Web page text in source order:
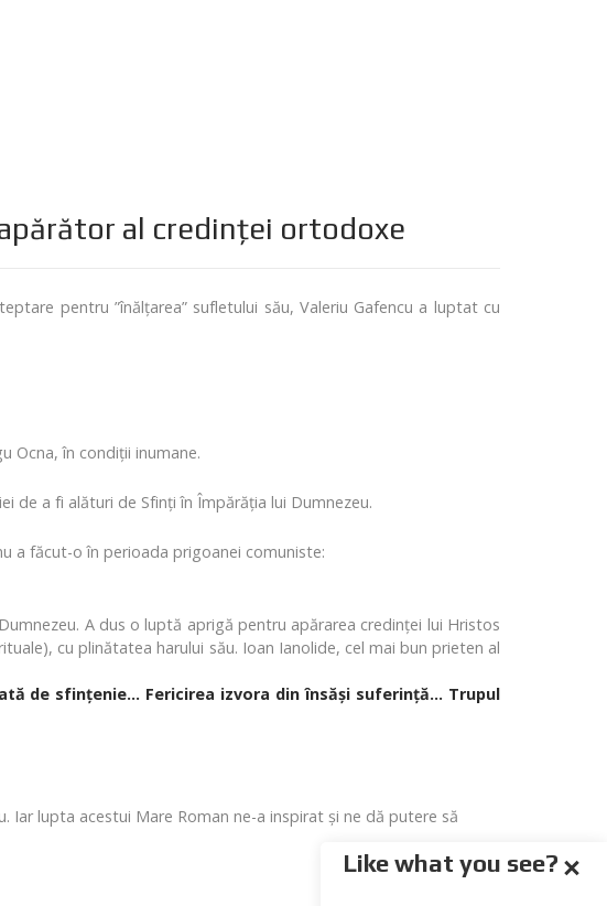
al credinței ortodoxe
pentru ”înălțarea” sufletului său, Valeriu Gafencu a luptat cu
Ocna, în condiții inumane.
de a fi alături de Sfinți în Împărăția lui Dumnezeu.
a făcut-o în perioada prigoanei comuniste:
A dus o luptă aprigă pentru apărarea credinței lui Hristos
cu plinătatea harului său. Ioan Ianolide, cel mai bun prieten al
de sfințenie... Fericirea izvora din însăși suferință... Trupul
Iar lupta acestui Mare Roman ne-a inspirat și ne dă putere să
Like what you see?